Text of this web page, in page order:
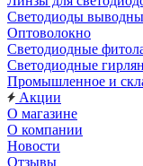
Светодиоды
Оптоволокно
Светодиодные
Светодиодные
Промышленное и
Акции
О магазине
О компании
Новости
Отзывы